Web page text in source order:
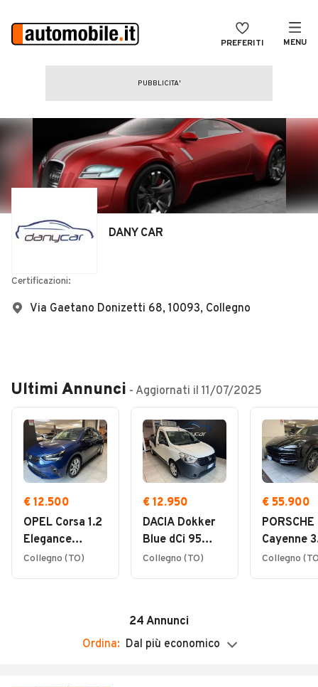
PREFERITI MENU
CERCA
Auto usate
Auto Km 0
Auto Nuove
Noleggio a lungo termine
Auto d'epoca
MAGAZINE
ACCEDI
DANY CAR
Certificazioni:
Via Gaetano Donizetti 68, 10093, Collegno
Ultimi Annunci - Aggiornati il 11/07/2025
€ 12.500
OPEL Corsa 1.2
Elegance
SENZA
Collegno (TO)
€ 12.950
DACIA Dokker
Blue dCi 95
Pick-Up + IVA
Collegno (TO)
€ 55.900
PORSCHE
Cayenne
Collegno
24 Annunci
Ordina: Dal più economico